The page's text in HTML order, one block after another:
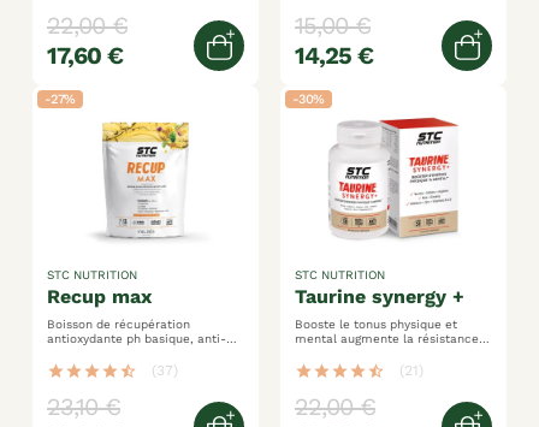
22,00 €
17,60 €
Quick view
15,00 €
14,25 €
-27%
recup max
STC NUTRITION
Boisson de récupération
antioxydante ph basique, anti-
maltodextrines + bcaa +
glutamine
star star star star star_half (37)
23,10 €
-30%
taurine synergy +
STC NUTRITION
Booste le tonus physique et
mental augmente la résistance
surdynamisées !
star star star star star_half (21)
22,00 €